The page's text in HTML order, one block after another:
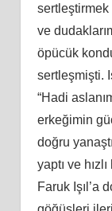
sertleştirmek
ve
öpücük
sertleşmişti.
“Hadi
erkeğimin
doğru
yaptı ve
Faruk Işıl’a